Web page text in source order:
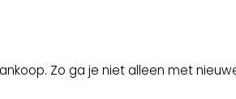
Zo ga je niet alleen met